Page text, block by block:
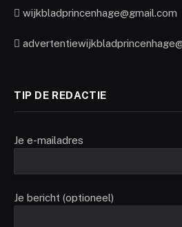
wijkbladprincenhage@gmail.com
TIP DE REDACTIE
Je e-mailadres
Je bericht (optioneel)